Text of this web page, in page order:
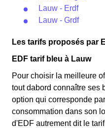
Lauw - Erdf
Lauw - Grdf
Les tarifs proposés par
EDF tarif bleu à Lauw
Pour choisir la meilleure
tout dabord connaître ses
option qui corresponde
consommation dans son
d'EDF autrement dit le